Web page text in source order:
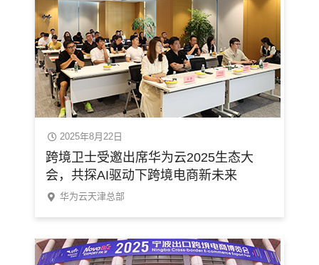
2025年8月22日
跨境卫士受邀出席华为云2025生态大
会，共探AI驱动下跨境电商新未来
华为云天津总部